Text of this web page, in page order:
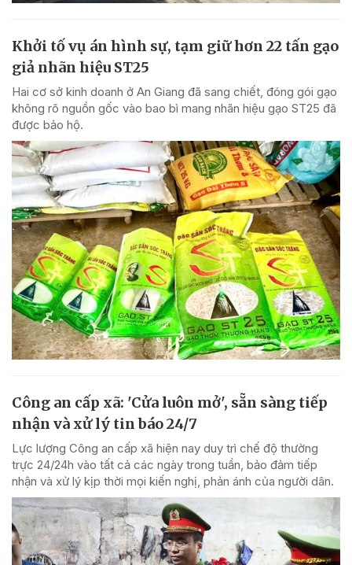
Khởi tố vụ án hình sự, tạm giữ hơn 22 tấn gạo
giả nhãn hiệu ST25
Hai cơ sở kinh doanh ở An Giang đã sang chiết, đóng gói gạo
không rõ nguồn gốc vào bao bì mang nhãn hiệu gạo ST25 đã
được bảo hộ.
Công an cấp xã: 'Cửa luôn mở', sẵn sàng tiếp
nhận và xử lý tin báo 24/7
Lực lượng Công an cấp xã hiện nay duy trì chế độ thường
trực 24/24h vào tất cả các ngày trong tuần, bảo đảm tiếp
nhận và xử lý kịp thời mọi kiến nghị, phản ánh của người dân.